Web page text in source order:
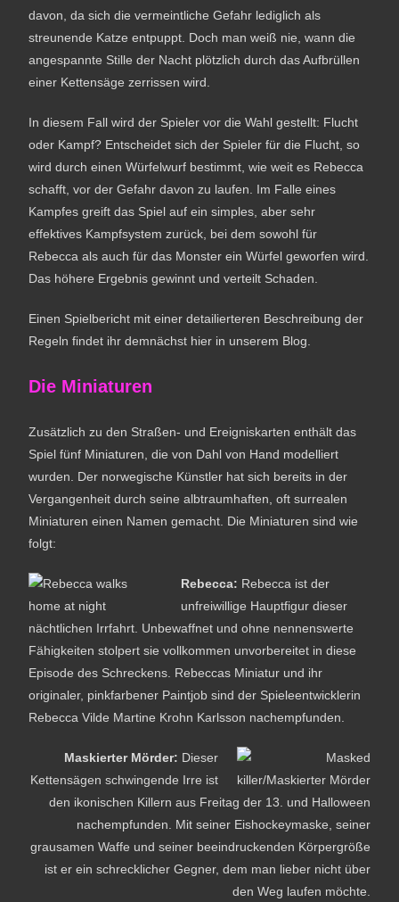
davon, da sich die vermeintliche Gefahr lediglich als
streunende Katze entpuppt. Doch man weiß nie, wann die
angespannte Stille der Nacht plötzlich durch das Aufbrüllen
einer Kettensäge zerrissen wird.
In diesem Fall wird der Spieler vor die Wahl gestellt: Flucht
oder Kampf? Entscheidet sich der Spieler für die Flucht, so
wird durch einen Würfelwurf bestimmt, wie weit es Rebecca
schafft, vor der Gefahr davon zu laufen. Im Falle eines
Kampfes greift das Spiel auf ein simples, aber sehr
effektives Kampfsystem zurück, bei dem sowohl für
Rebecca als auch für das Monster ein Würfel geworfen wird.
Das höhere Ergebnis gewinnt und verteilt Schaden.
Einen Spielbericht mit einer detailierteren Beschreibung der
Regeln findet ihr demnächst hier in unserem Blog.
Die Miniaturen
Zusätzlich zu den Straßen- und Ereigniskarten enthält das
Spiel fünf Miniaturen, die von Dahl von Hand modelliert
wurden. Der norwegische Künstler hat sich bereits in der
Vergangenheit durch seine albtraumhaften, oft surrealen
Miniaturen einen Namen gemacht. Die Miniaturen sind wie
folgt:
Rebecca: Rebecca ist der
unfreiwillige Hauptfigur dieser
nächtlichen Irrfahrt. Unbewaffnet und ohne nennenswerte
Fähigkeiten stolpert sie vollkommen unvorbereitet in diese
Episode des Schreckens. Rebeccas Miniatur und ihr
originaler, pinkfarbener Paintjob sind der Spieleentwicklerin
Rebecca Vilde Martine Krohn Karlsson nachempfunden.
Maskierter Mörder: Dieser
Kettensägen schwingende Irre ist
den ikonischen Killern aus Freitag der 13. und Halloween
nachempfunden. Mit seiner Eishockeymaske, seiner
grausamen Waffe und seiner beeindruckenden Körpergröße
ist er ein schrecklicher Gegner, dem man lieber nicht über
den Weg laufen möchte.